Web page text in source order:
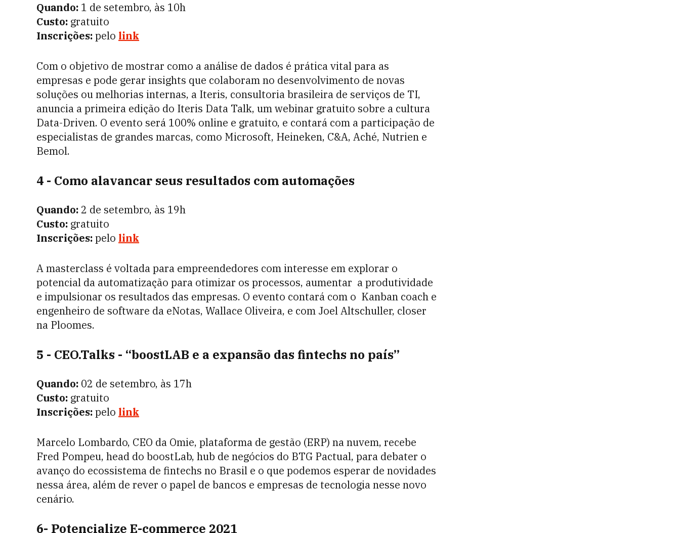
Quando: 1 de setembro, às 10h
Custo: gratuito
Inscrições:pelo link
Com o objetivo de mostrar como a análise de dados é prática vital para as
empresas e pode gerar insights que colaboram no desenvolvimento de novas
soluções ou melhorias internas, a Iteris, consultoria brasileira de serviços de TI,
anuncia a primeira edição do Iteris Data Talk, um webinar gratuito sobre a cultura
Data-Driven. O evento será 100% online e gratuito, e contará com a participação de
especialistas de grandes marcas, como Microsoft, Heineken, C&A, Aché, Nutrien e
Bemol.
4 - Como alavancar seus resultados com automações
Quando: 2 de setembro, às 19h
Custo: gratuito
Inscrições:pelo link
A masterclass é voltada para empreendedores com interesse em explorar o
potencial da automatização para otimizar os processos, aumentar a produtividade
e impulsionar os resultados das empresas. O evento contará com o Kanban coach e
engenheiro de software da eNotas, Wallace Oliveira, e com Joel Altschuller, closer
na Ploomes.
5 - CEO.Talks - “boostLAB e a expansão das fintechs no país”
Quando: 02 de setembro, às 17h
Custo: gratuito
Inscrições:pelo link
Marcelo Lombardo, CEO da Omie, plataforma de gestão (ERP) na nuvem, recebe
Fred Pompeu, head do boostLab, hub de negócios do BTG Pactual, para debater o
avanço do ecossistema de fintechs no Brasil e o que podemos esperar de novidades
nessa área, além de rever o papel de bancos e empresas de tecnologia nesse novo
cenário.
6- Potencialize E-commerce 2021